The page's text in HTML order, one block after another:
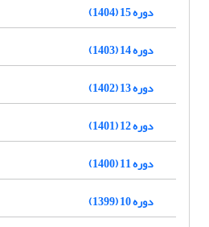
دوره 15 (1404)
دوره 14 (1403)
دوره 13 (1402)
دوره 12 (1401)
دوره 11 (1400)
دوره 10 (1399)